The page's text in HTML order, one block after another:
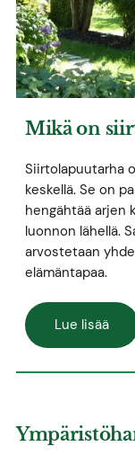
Mikä on
Siirtolapuutarha
keskellä. Se on
hengähtää arjen
luonnon lähellä.
arvostetaan
elämäntapaa.
Lue lisää